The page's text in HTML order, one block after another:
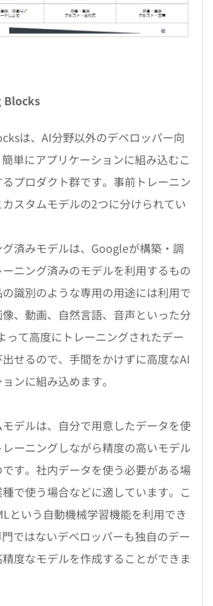
Blocks
は、AI分野以外のデベロッパー向
単にアプリケーションに組み込むこ
プロダクト群です。事前トレーニン
スタムモデルの2つに分けられてい
済みモデルは、Googleが構築・調
ニング済みのモデルを利用するもの
識別のような専用の用途には利用で
、動画、自然言語、音声といった分
って高度にトレーニングされたデー
せるので、手間をかけずに高度なAI
ンに組み込めます。
デルは、自分で用意したデータを使
ーニングしながら精度の高いモデル
す。社内データを使う必要がある場
で使う場合などに適しています。こ
という自動機械学習機能を利用でき
ではないデベロッパーも独自のデー
度なモデルを作成することができま